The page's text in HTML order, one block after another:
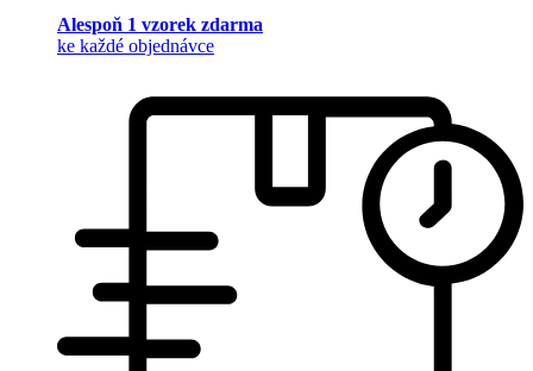
Alespoň 1 vzorek zdarma
ke každé objednávce